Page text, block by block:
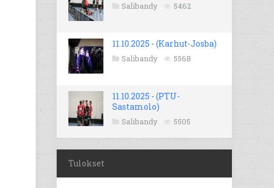
Salibandy 5462
11.10.2025 - (Karhut-Josba)
Salibandy 5568
11.10.2025 - (PTU-
Sastamolo)
Salibandy 5505
Tulokset